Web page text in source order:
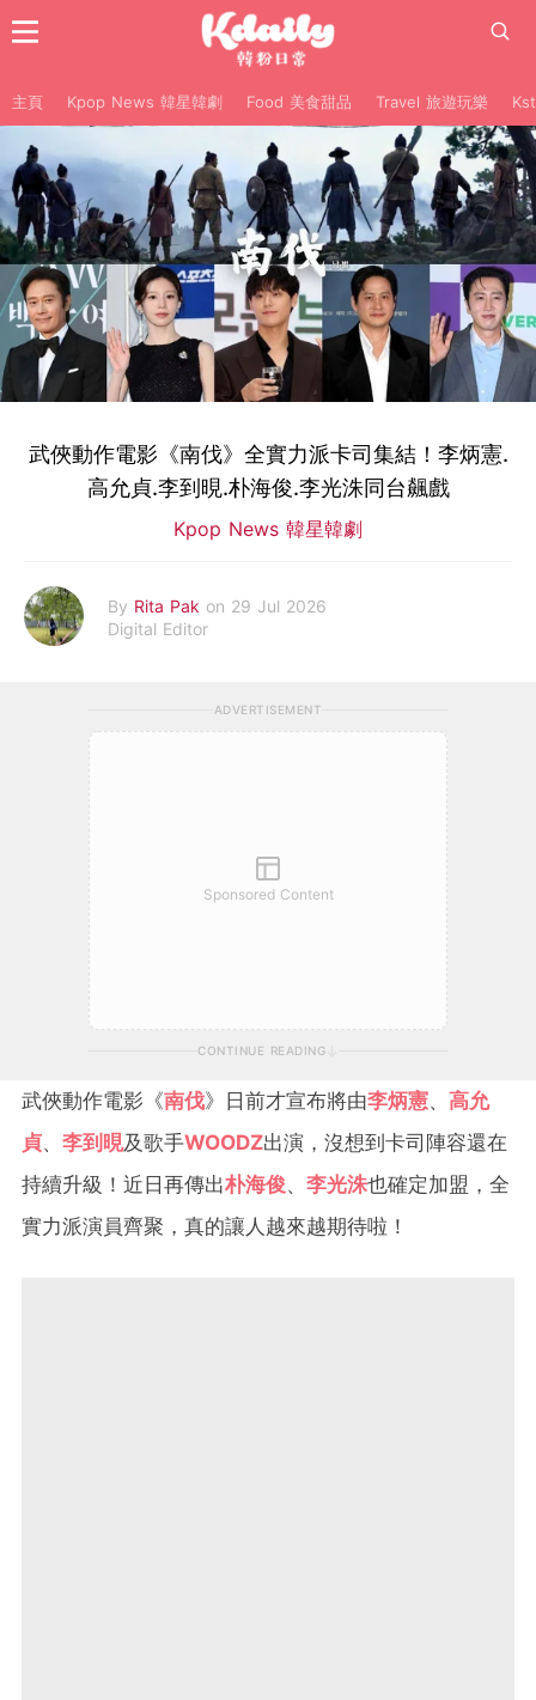
主頁 Kpop News 韓星韓劇 Food 美食甜品 Travel 旅遊玩樂
武俠動作電影《南伐》全實力派卡司集結！李炳憲.
高允貞.李到晛.朴海俊.李光洙同台飆戲
Kpop News 韓星韓劇
By Rita Pak on 29 Jul 2026
Digital Editor
ADVERTISEMENT
Sponsored Content
CONTINUE READING
武俠動作電影《南伐》日前才宣布將由李炳憲、 高允
貞、 李到晛及歌手WOODZ出演，沒想到卡司陣容還在
持續升級！近日再傳出朴海俊、 李光洙也確定加盟，全
實力派演員齊聚，真的讓人越來越期待啦！